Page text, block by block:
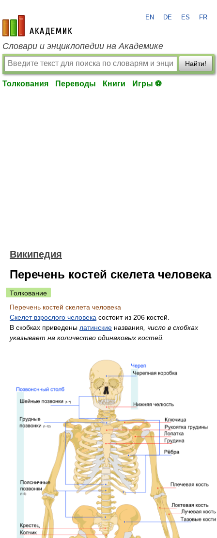
academic.ru
EN DE ES FR
Словари и энциклопедии на Академике
Найти!
Толкования Переводы Книги Игры ⚽
Википедия
Перечень костей скелета человека
Толкование
Перечень костей скелета человека
Скелет взрослого человека состоит из 206 костей.
B скобках приведены латинские названия , число в скобках
указывает на количество одинаковых костей.